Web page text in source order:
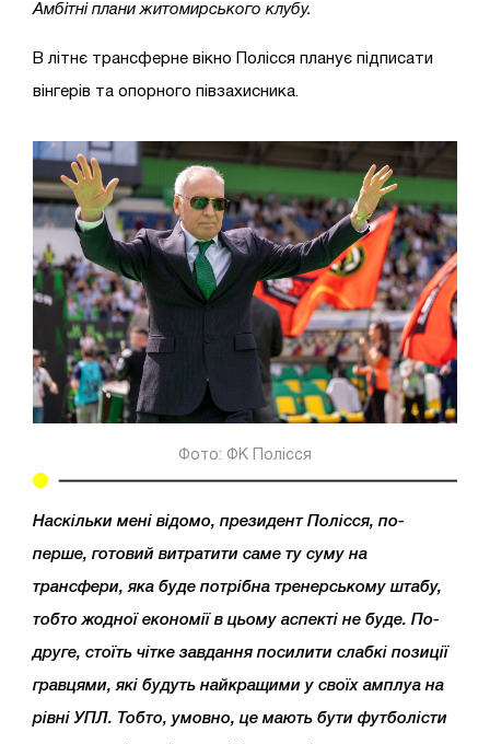
Амбітні плани житомирського клубу.
В літнє трансферне вікно Полісся планує підписати
вінгерів та опорного півзахисника.
Фото: ФК Полісся
Наскільки мені відомо, президент Полісся, по-
перше, готовий витратити саме ту суму на
трансфери, яка буде потрібна тренерському штабу,
тобто жодної економії в цьому аспекті не буде. По-
друге, стоїть чітке завдання посилити слабкі позиції
гравцями, які будуть найкращими у своїх амплуа на
рівні УПЛ. Тобто, умовно, це мають бути футболісти